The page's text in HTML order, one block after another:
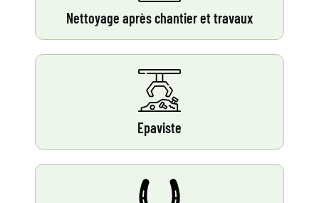
Nettoyage après chantier et travaux
Epaviste